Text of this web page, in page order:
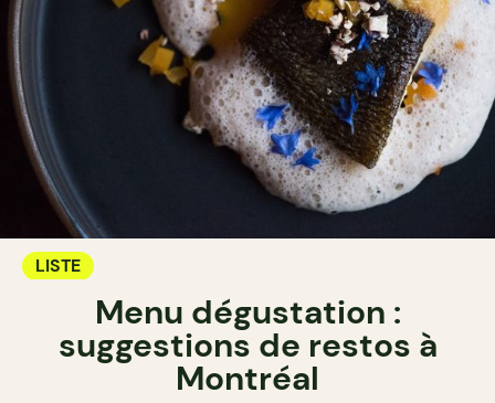
LISTE
Menu dégustation :
suggestions de restos à
Montréal